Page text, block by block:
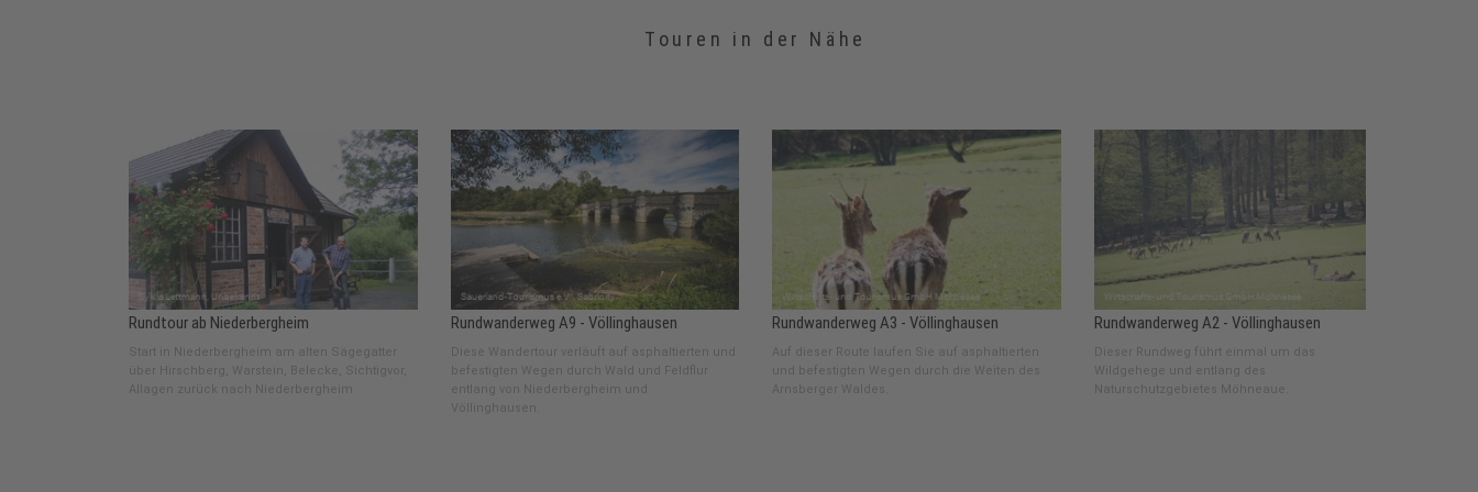
Touren in der Nähe
Rundtour ab Niederbergheim
Start in Niederbergheim am alten Sägegatter
über Hirschberg, Warstein, Belecke, Sichtigvor,
Allagen zurück nach Niederbergheim
Rundwanderweg A9 - Völlinghausen
Diese Wandertour verläuft auf asphaltierten und
befestigten Wegen durch Wald und Feldflur
entlang von Niederbergheim und
Völlinghausen.
Rundwanderweg A3 - Völlinghausen
Auf dieser Route laufen Sie auf asphaltierten
und befestigten Wegen durch die Weiten des
Arnsberger Waldes.
Rundwanderweg A2 - Völlinghausen
Dieser Rundweg führt einmal um das
Wildgehege und entlang des
Naturschutzgebietes Möhneaue.